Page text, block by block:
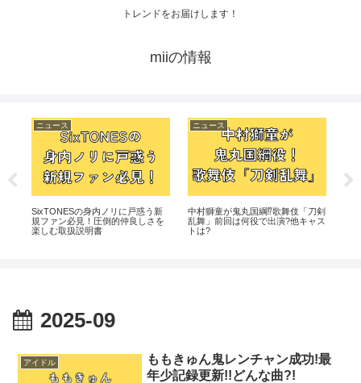
トレンドをお届けします！
miiの情報
ニュース
SixTONESの身内ノリに戸惑う新
規ファン必見！圧倒的仲良しさを
楽しむ取扱説明書
ニュース
中村獅童が鬼丸国綱⁉歌舞伎「刀剣
乱舞」前回は何役で出演?他キャス
トは?
2025-09
アイドル
ももきゅん鬼レンチャン成功!最
年少記録更新!!どんな曲?!